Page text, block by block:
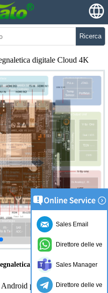
Ricerca
digitale Cloud 4K
digitale Cloud 4K
per segnaletica digitale
Sales Email
Direttore delle
Sales Manager
Direttore delle